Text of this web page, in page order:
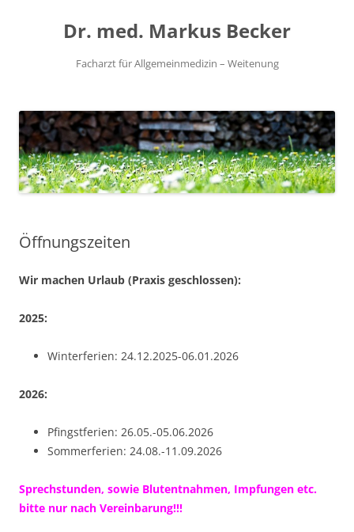
springenDr. med. Markus Becker
Facharzt für Allgemeinmedizin – Weitenung
Öffnungszeiten
Wir machen Urlaub (Praxis geschlossen):
2025:
Winterferien: 24.12.2025-06.01.2026
2026:
Pfingstferien: 26.05.-05.06.2026
Sommerferien: 24.08.-11.09.2026
Sprechstunden, sowie Blutentnahmen, Impfungen etc.
bitte nur nach Vereinbarung!!!